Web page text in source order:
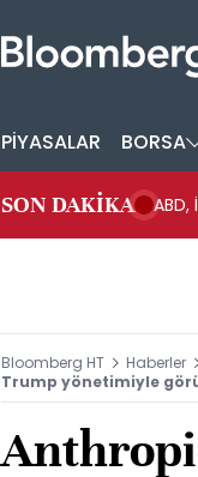
PİYASALAR BORSA
SON DAKİKA ABD,
Bloomberg HT Haberler
Trump yönetimiyle